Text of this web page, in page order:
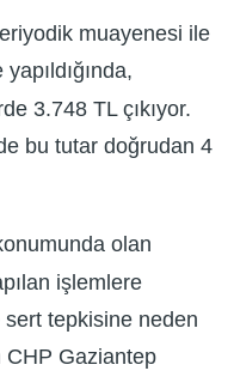
muayenesi ile
3.748 TL çıkıyor.
bu tutar doğrudan 4
olan
işlemlere
sert tepkisine neden
CHP Gaziantep